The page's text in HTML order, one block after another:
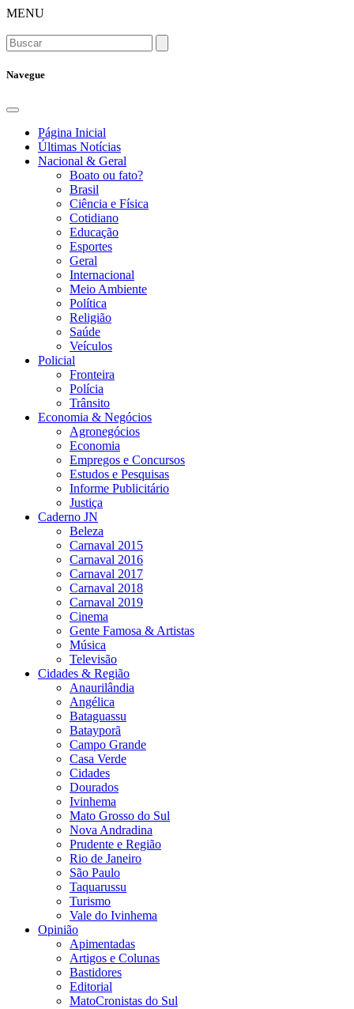
MENU
Navegue
Página Inicial
Últimas Notícias
Nacional & Geral
Boato ou fato?
Brasil
Ciência e Física
Cotidiano
Educação
Esportes
Geral
Internacional
Meio Ambiente
Política
Religião
Saúde
Veículos
Policial
Fronteira
Polícia
Trânsito
Economia & Negócios
Agronegócios
Economia
Empregos e Concursos
Estudos e Pesquisas
Informe Publicitário
Justiça
Caderno JN
Beleza
Carnaval 2015
Carnaval 2016
Carnaval 2017
Carnaval 2018
Carnaval 2019
Cinema
Gente Famosa & Artistas
Música
Televisão
Cidades & Região
Anaurilândia
Angélica
Bataguassu
Batayporã
Campo Grande
Casa Verde
Cidades
Dourados
Ivinhema
Mato Grosso do Sul
Nova Andradina
Prudente e Região
Rio de Janeiro
São Paulo
Taquarussu
Turismo
Vale do Ivinhema
Opinião
Apimentadas
Artigos e Colunas
Bastidores
Editorial
MatoCronistas do Sul